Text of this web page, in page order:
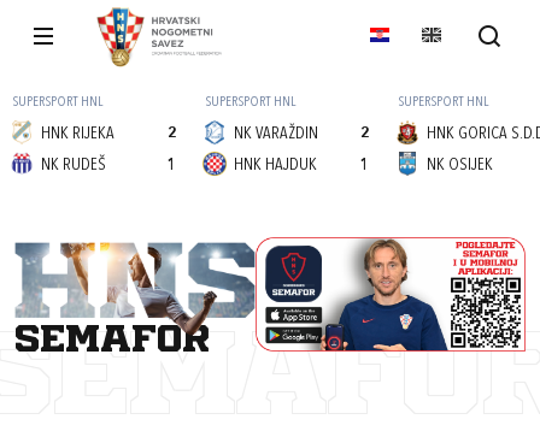
SUPERSPORT HNL
HNK RIJEKA
2
1
NK RUDEŠ
SUPERSPORT HNL
NK VARAŽDIN
2
1
HNK HAJDUK
SUPERSPORT HNL
HNK GORICA
NK OSIJEK
semafor